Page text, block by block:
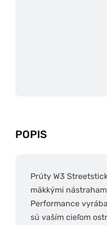
POPIS
Prúty W3
mäkkými
Performance
sú vaším cieľom